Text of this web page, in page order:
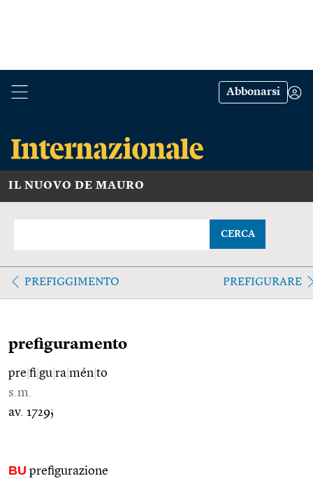
Abbonarsi
IL NUOVO DE MAURO
CERCA
PREFIGGIMENTO PREFIGURARE
prefiguramento
pre fi gu ra mén to
s.m.
av. 1729;
BU prefigurazione